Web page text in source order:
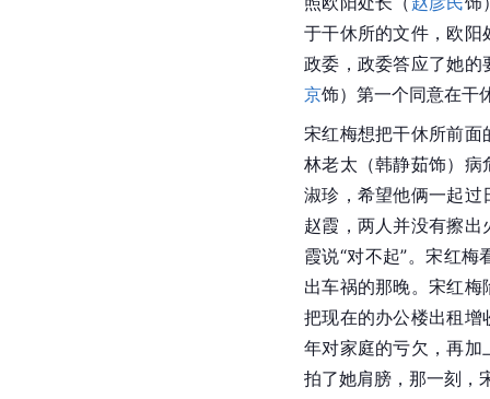
于干休所的文件，欧阳
政委，政委答应了她
京饰）第一个同意在干
宋红梅想把干休所前
林老太（韩静茹饰）
淑珍 ，希望他俩一起
赵霞，两人并没有擦
霞说“对不起”。宋红梅
出车祸的那晚。宋红
把现在的办公楼出租增
年对家庭的亏欠，再
拍了她肩膀，那一刻，